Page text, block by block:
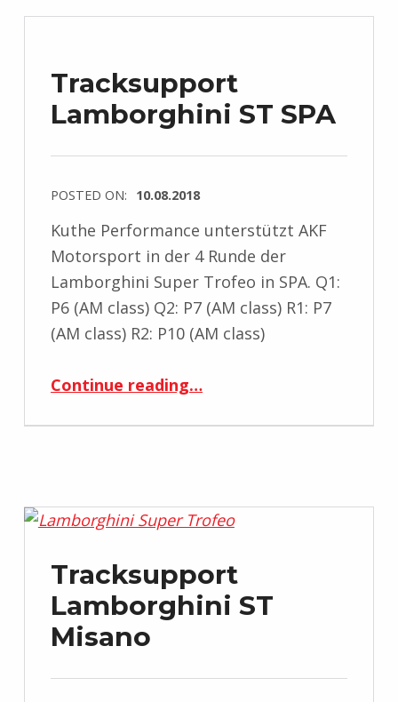
Tracksupport
Lamborghini ST SPA
POSTED ON: 10.08.2018
Kuthe Performance unterstützt AKF
Motorsport in der 4 Runde der
Lamborghini Super Trofeo in SPA. Q1:
P6 (AM class) Q2: P7 (AM class) R1: P7
(AM class) R2: P10 (AM class)
Continue reading…
Tracksupport
Lamborghini ST
Misano